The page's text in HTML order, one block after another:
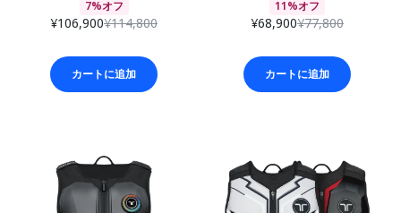
7%オフ
¥106,900¥114,800
カートに追加
11%オフ
¥68,900¥77,800
カートに追加